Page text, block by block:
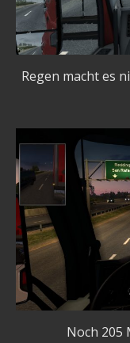
Regen macht es
Noch 205